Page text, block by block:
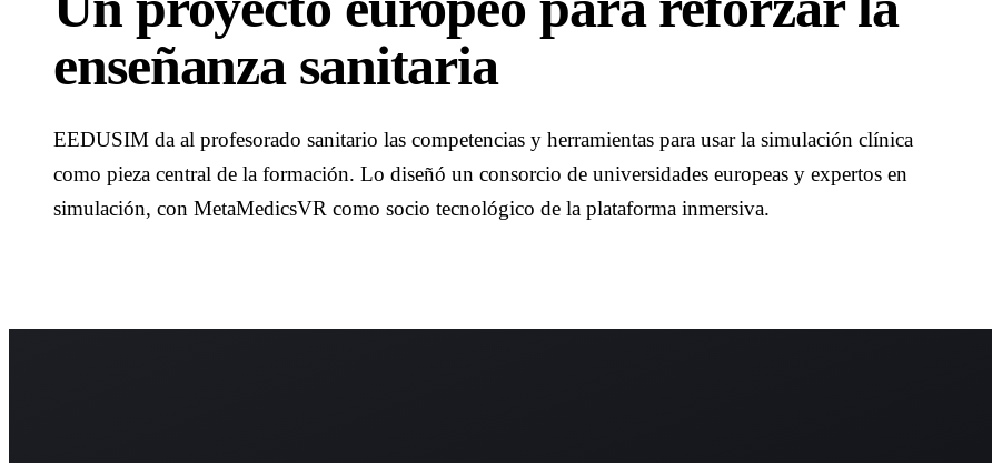
enseñanza sanitaria
EEDUSIM da al profesorado sanitario las competencias y herramientas para usar la simulación clínica
como pieza central de la formación. Lo diseñó un consorcio de universidades europeas y expertos en
simulación, con MetaMedicsVR como socio tecnológico de la plataforma inmersiva.